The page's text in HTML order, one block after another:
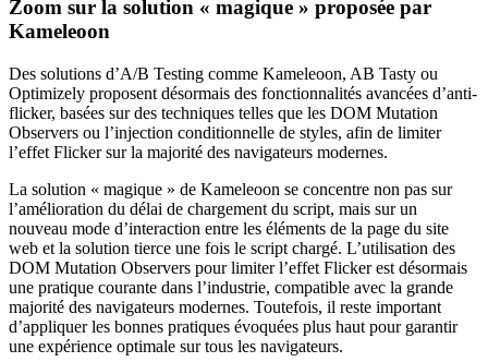
Zoom sur la solution « magique » proposée par
Kameleoon
Des solutions d’A/B Testing comme Kameleoon, AB Tasty ou
Optimizely proposent désormais des fonctionnalités avancées d’anti-
flicker, basées sur des techniques telles que les DOM Mutation
Observers ou l’injection conditionnelle de styles, afin de limiter
l’effet Flicker sur la majorité des navigateurs modernes.
La solution « magique » de Kameleoon se concentre non pas sur
l’amélioration du délai de chargement du script, mais sur un
nouveau mode d’interaction entre les éléments de la page du site
web et la solution tierce une fois le script chargé. L’utilisation des
DOM Mutation Observers pour limiter l’effet Flicker est désormais
une pratique courante dans l’industrie, compatible avec la grande
majorité des navigateurs modernes. Toutefois, il reste important
d’appliquer les bonnes pratiques évoquées plus haut pour garantir
une expérience optimale sur tous les navigateurs.